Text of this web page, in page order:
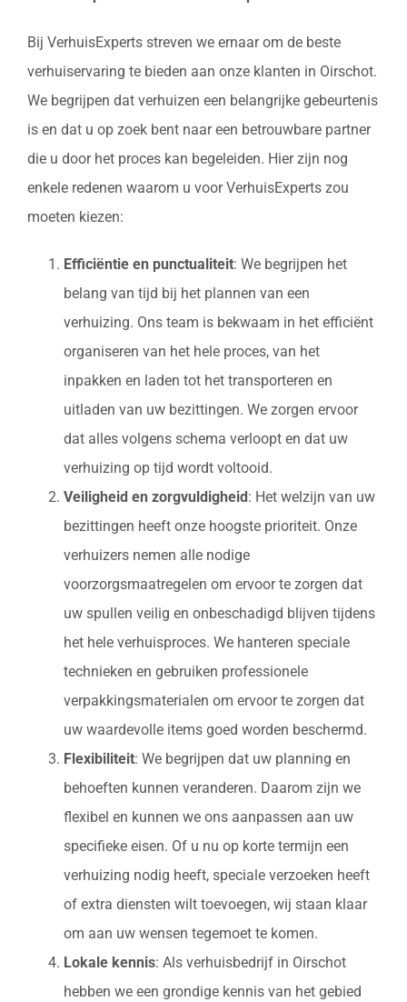
Bij VerhuisExperts streven we ernaar om de beste
verhuiservaring te bieden aan onze klanten in Oirschot.
We begrijpen dat verhuizen een belangrijke gebeurtenis
is en dat u op zoek bent naar een betrouwbare partner
die u door het proces kan begeleiden. Hier zijn nog
enkele redenen waarom u voor VerhuisExperts zou
moeten kiezen:
Efficiëntie en punctualiteit: We begrijpen het
belang van tijd bij het plannen van een
verhuizing. Ons team is bekwaam in het efficiënt
organiseren van het hele proces, van het
inpakken en laden tot het transporteren en
uitladen van uw bezittingen. We zorgen ervoor
dat alles volgens schema verloopt en dat uw
verhuizing op tijd wordt voltooid.
Veiligheid en zorgvuldigheid : Het welzijn van uw
bezittingen heeft onze hoogste prioriteit. Onze
verhuizers nemen alle nodige
voorzorgsmaatregelen om ervoor te zorgen dat
uw spullen veilig en onbeschadigd blijven tijdens
het hele verhuisproces. We hanteren speciale
technieken en gebruiken professionele
verpakkingsmaterialen om ervoor te zorgen dat
uw waardevolle items goed worden beschermd.
Flexibiliteit: We begrijpen dat uw planning en
behoeften kunnen veranderen. Daarom zijn we
flexibel en kunnen we ons aanpassen aan uw
specifieke eisen. Of u nu op korte termijn een
verhuizing nodig heeft, speciale verzoeken heeft
of extra diensten wilt toevoegen, wij staan klaar
om aan uw wensen tegemoet te komen.
Lokale kennis: Als verhuisbedrijf in Oirschot
hebben we een grondige kennis van het gebied